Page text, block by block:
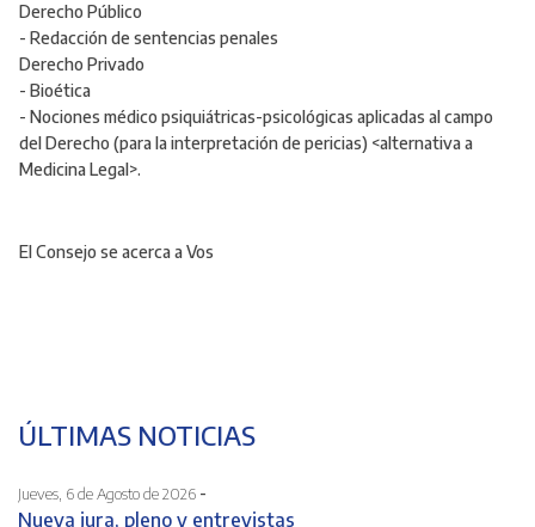
Derecho Público
- Redacción de sentencias penales
Derecho Privado
- Bioética
- Nociones médico psiquiátricas-psicológicas aplicadas al campo
del Derecho (para la interpretación de pericias) <alternativa a
Medicina Legal>.
El Consejo se acerca a Vos
ÚLTIMAS NOTICIAS
Jueves, 6 de Agosto de 2026 -
Nueva jura, pleno y entrevistas